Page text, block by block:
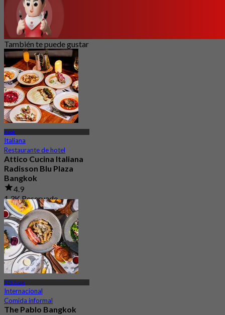
También te puede gustar
Asok
Italiana
Restaurante de hotel
Attico Cucina Italiana
Radisson Blu Plaza
Bangkok
4.9
1.3K Reservado
Desde฿ 499
BTS Asok
Internacional
Comida informal
The Pablo Bangkok